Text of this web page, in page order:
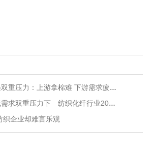
纺织业遭遇双重压力：上游拿棉难 下游需求疲软
高成本与低需求双重压力下 纺织化纤行业2023年如何破局？
织企业却难言乐观